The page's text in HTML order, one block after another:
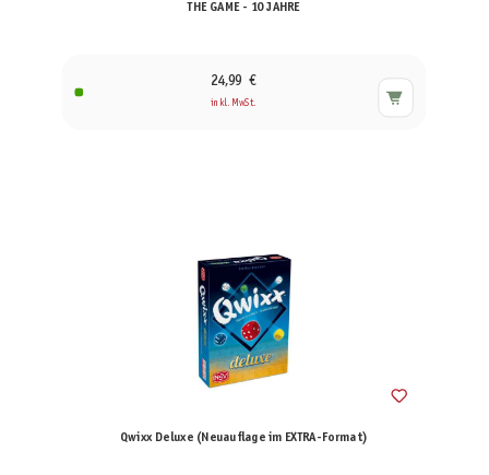
THE GAME - 10 JAHRE
24,99 €
inkl. MwSt.
Qwixx Deluxe (Neuauflage im EXTRA-Format)